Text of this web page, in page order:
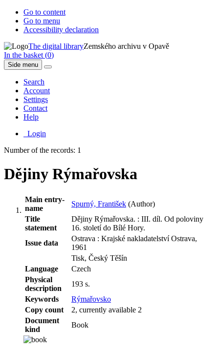
Go to content
Go to menu
Accessibility declaration
The digital libraryZemského archivu v Opavě
In the basket (0)
Side menu
Search
Account
Settings
Contact
Help
Login
Number of the records: 1
Dějiny Rýmařovska
Main entry-
name
Spurný, František (Author)
Title
statement
Dějiny Rýmařovska. : III. díl. Od poloviny
16. století do Bílé Hory.
Issue data
Ostrava : Krajské nakladatelství Ostrava,
1961
Tisk, Český Těšín
Language
Czech
Physical
description
193 s.
Keywords
Rýmařovsko
Copy count
2, currently available 2
Document
kind
Book